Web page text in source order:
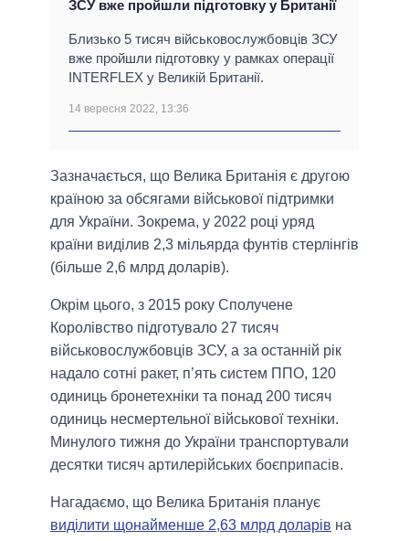
ЗСУ вже пройшли підготовку у Британії
Близько 5 тисяч військовослужбовців ЗСУ
вже пройшли підготовку у рамках операції
INTERFLEX у Великій Британії.
14 вересня 2022, 13:36
Зазначається, що Велика Британія є другою
країною за обсягами військової підтримки
для України. Зокрема, у 2022 році уряд
країни виділив 2,3 мільярда фунтів стерлінгів
(більше 2,6 млрд доларів).
Окрім цього, з 2015 року Сполучене
Королівство підготувало 27 тисяч
військовослужбовців ЗСУ, а за останній рік
надало сотні ракет, п’ять систем ППО, 120
одиниць бронетехніки та понад 200 тисяч
одиниць несмертельної військової техніки.
Минулого тижня до України транспортували
десятки тисяч артилерійських боєприпасів.
Нагадаємо, що Велика Британія планує
виділити щонайменше 2,63 млрд доларів на